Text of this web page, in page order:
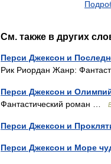
См. также в других
Перси Джексон и
Рик Риордан Жанр:
Перси Джексон и
Фантастический роман …
Перси Джексон и
Перси Джексон и Море